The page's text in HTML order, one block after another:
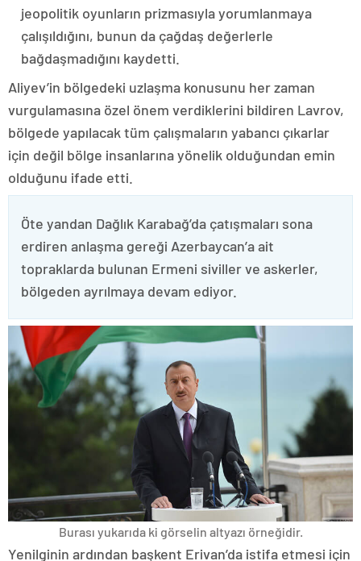
jeopolitik oyunların prizmasıyla yorumlanmaya
çalışıldığını, bunun da çağdaş değerlerle
bağdaşmadığını kaydetti.
Aliyev’in bölgedeki uzlaşma konusunu her zaman
vurgulamasına özel önem verdiklerini bildiren Lavrov,
bölgede yapılacak tüm çalışmaların yabancı çıkarlar
için değil bölge insanlarına yönelik olduğundan emin
olduğunu ifade etti.
Öte yandan Dağlık Karabağ’da çatışmaları sona
erdiren anlaşma gereği Azerbaycan’a ait
topraklarda bulunan Ermeni siviller ve askerler,
bölgeden ayrılmaya devam ediyor.
Burası yukarıda ki görselin altyazı örneğidir.
Yenilginin ardından başkent Erivan’da istifa etmesi için